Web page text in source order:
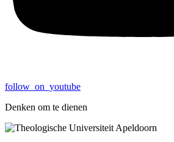
follow_on_youtube
Denken om te dienen